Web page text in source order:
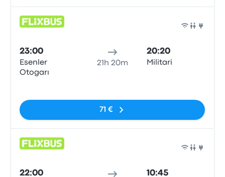
23:00
Esenler
Otogarı
21h 20m
20:20
Militari
71 €
22:00 10:45